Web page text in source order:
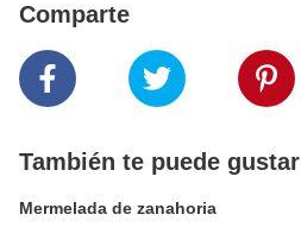
Comparte
También te puede gustar
Mermelada de zanahoria